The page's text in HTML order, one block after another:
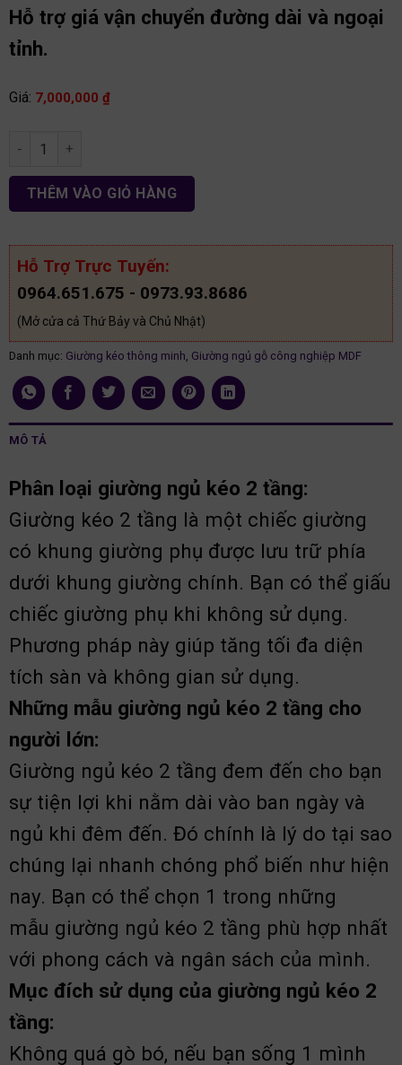
Hỗ trợ giá vận chuyển đường dài và ngoại
tỉnh.
Giá: 7,000,000 ₫
Giường kéo thông minh kết hợp sofa GTM06 số lượng
THÊM VÀO GIỎ HÀNG
Hỗ Trợ Trực Tuyến:
0964.651.675 - 0973.93.8686
(Mở cửa cả Thứ Bảy và Chủ Nhật)
Danh mục: Giường kéo thông minh Giường ngủ gỗ công nghiệp MDF
MÔ TẢ
Phân loại giường ngủ kéo 2 tầng:
Giường kéo 2 tầng là một chiếc giường
có khung giường phụ được lưu trữ phía
dưới khung giường chính. Bạn có thể giấu
chiếc giường phụ khi không sử dụng.
Phương pháp này giúp tăng tối đa diện
tích sàn và không gian sử dụng.
Những mẫu giường ngủ kéo 2 tầng cho
người lớn:
Giường ngủ kéo 2 tầng đem đến cho bạn
sự tiện lợi khi nằm dài vào ban ngày và
ngủ khi đêm đến. Đó chính là lý do tại sao
chúng lại nhanh chóng phổ biến như hiện
nay. Bạn có thể chọn 1 trong những
mẫu giường ngủ kéo 2 tầng phù hợp nhất
với phong cách và ngân sách của mình.
Mục đích sử dụng của giường ngủ kéo 2
tầng:
Không quá gò bó, nếu bạn sống 1 mình